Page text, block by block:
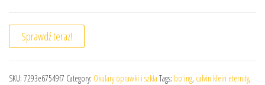
Sprawdź teraz!
SKU: 7293e67549f7 Category: Okulary oprawki i szkła Tags: bo ing, calvin klein eternity,